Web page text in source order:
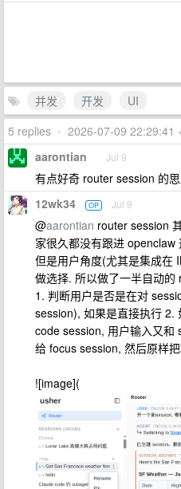
并发 开发
UI
5 replies • 2026-07-09 22:29:41
aarontian Jul 9
有点好奇 router session 的
12wk34 OP Jul 9
@aarontian router session
家很久都没有跟进
但是用户角度(尤其是集成在
做选择. 所以做了一半自动
1. 判断用户是否是在对
session), 如果是直接执行 2.
code session, 用户输入又和
给 focus session, 然后原样
![image](